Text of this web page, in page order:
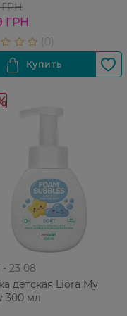
ГРН
ГРН
- 23 08
детская Liora My
300 мл